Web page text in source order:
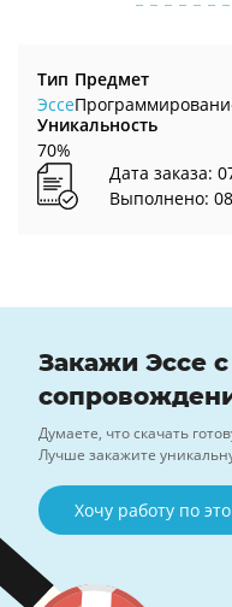
Тип
Эссе
Предмет
Уникальность
70%
Дата заказа:
Выполнено:
Закажи Эссе
Думаете, что скачать
Лучше закажите
Хочу работу по